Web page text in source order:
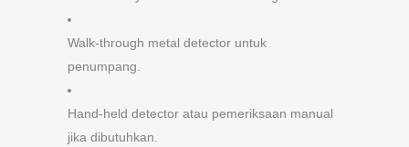
Walk-through metal detector untuk
penumpang.
Hand-held detector atau pemeriksaan manual
jika dibutuhkan.